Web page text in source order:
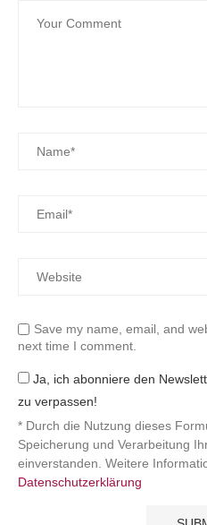
Save my name, email, and
next time I comment.
Ja, ich abonniere den
zu verpassen!
* Durch die Nutzung dieses
Speicherung und Verarbeitung
einverstanden. Weitere
Datenschutzerklärung